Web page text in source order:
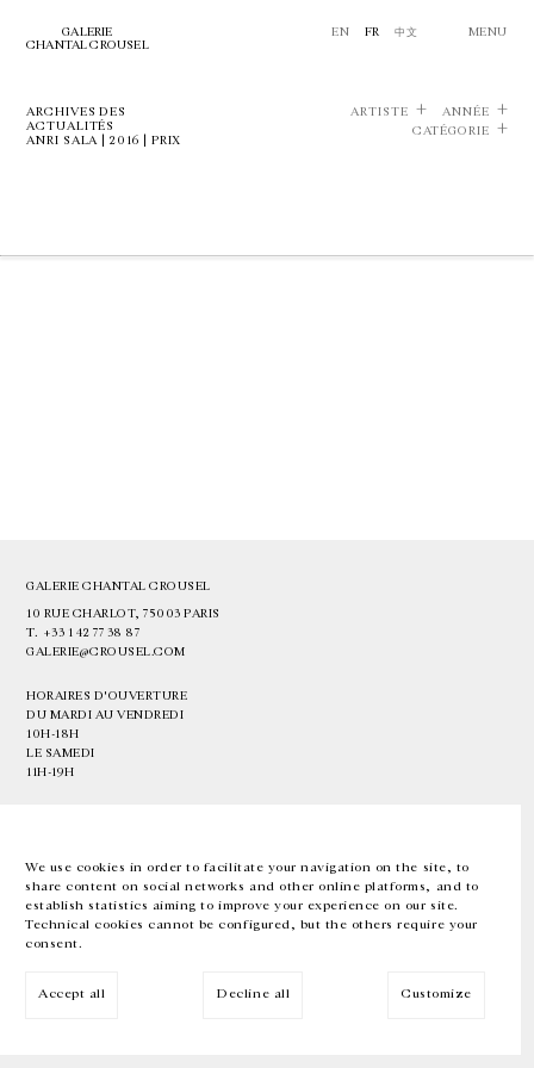
We use cookies in order to facilitate your navigation on the site, to
share content on social networks and other online platforms, and to
establish statistics aiming to improve your experience on our site.
Technical cookies cannot be configured, but the others require your
consent.
Accept all Decline all Customize
GALERIE
CHANTAL CROUSEL
EN FR 中文 MENU
ARCHIVES DES
ACTUALITÉS
ANRI SALA | 2016 | PRIX
ARTISTE
ANNÉE
CATÉGORIE
GALERIE CHANTAL CROUSEL
10 RUE CHARLOT, 75003 PARIS
T. +33 1 42 77 38 87
GALERIE@CROUSEL.COM
HORAIRES D'OUVERTURE
DU MARDI AU VENDREDI
10H-18H
LE SAMEDI
11H-19H
EN FR 中文 Facebook Instagram
Inscrivez-vous à notre newsletter